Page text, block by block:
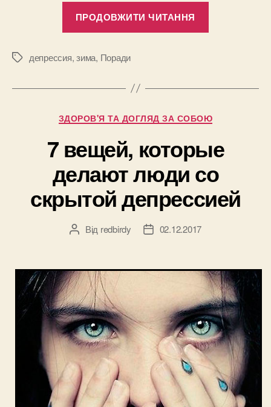
ПРОДОВЖИТИ ЧИТАННЯ
Позначкидепрессия,зима, Поради
Категорії
ЗДОРОВ'Я ТА ДОГЛЯД ЗА СОБОЮ
7 вещей, которые
делают люди со
скрытой депрессией
Автор
Від redbirdy
Дата02.12.2017